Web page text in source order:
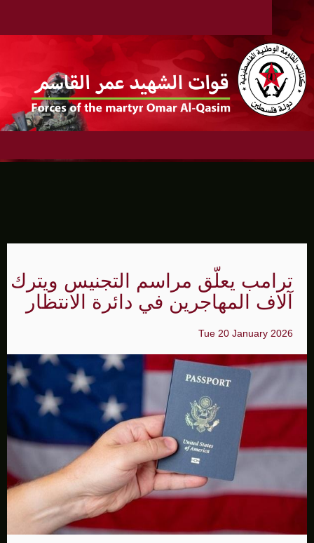
ترامب يعلّق مراسم التجنيس ويترك
آلاف المهاجرين في دائرة الانتظار
Tue 20 January 2026